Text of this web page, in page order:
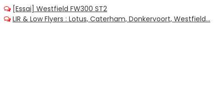
[Essai] Westfield FW300 ST2
LIR & Low Flyers : Lotus, Caterham, Donkervoort, Westfield...